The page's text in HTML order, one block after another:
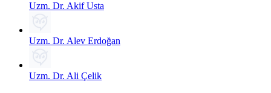
Uzm. Dr. Akif Usta
Uzm. Dr. Alev Erdoğan
Uzm. Dr. Ali Çelik